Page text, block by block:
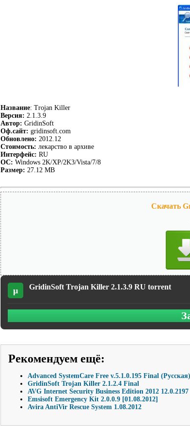
Название: Trojan Killer
Версия: 2.1.3.9
Автор: GridinSoft
Оф.сайт: gridinsoft.com
Обновлено: 2012.12
Стоимость: лекарство в архиве
Интерфейс: RU
OC: Windows 2K/XP/2K3/Vista/7/8
Размер: 27.12 MB
Скачать
µ GridinSoft Trojan Killer 2.1.3.9 RU torrent
Рекомендуем ещё:
Advanced SystemCare Free v.5.1.0.195 Final (Русская)
GridinSoft Trojan Killer 2.1.2.4 Final
AVG Internet Security Business Edition 2012
Emsisoft Emergency Kit 2.0.0.9 [01.08.2012]
Avira AntiVir Rescue System 1.08.2012